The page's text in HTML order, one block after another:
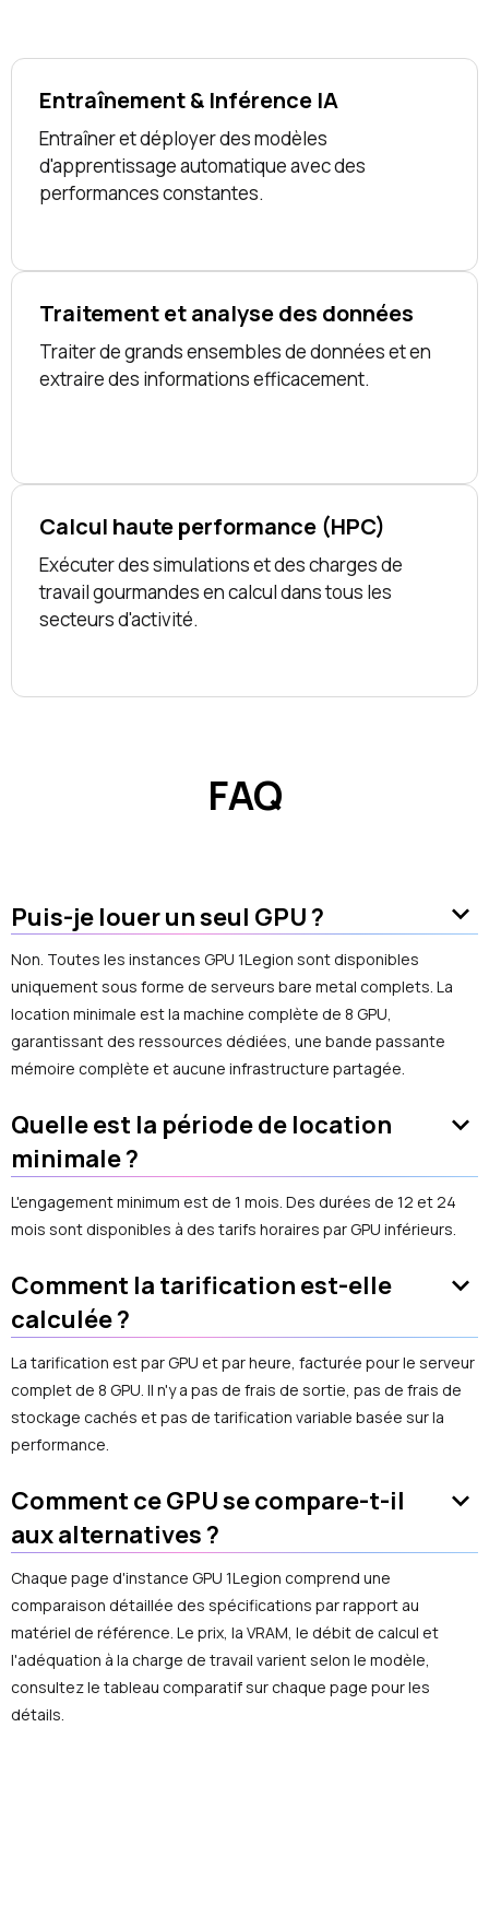
Entraînement & Inférence IA
Entraîner et déployer des modèles
d'apprentissage automatique avec des
performances constantes.
Traitement et analyse des données
Traiter de grands ensembles de données et en
extraire des informations efficacement.
Calcul haute performance (HPC)
Exécuter des simulations et des charges de
travail gourmandes en calcul dans tous les
secteurs d'activité.
FAQ
Puis-je louer un seul GPU ? keyboard_arrow_down
Non. Toutes les instances GPU 1Legion sont disponibles
uniquement sous forme de serveurs bare metal complets. La
location minimale est la machine complète de 8 GPU,
garantissant des ressources dédiées, une bande passante
mémoire complète et aucune infrastructure partagée.
Quelle est la période de location
minimale ?
keyboard_arrow_down
L'engagement minimum est de 1 mois. Des durées de 12 et 24
mois sont disponibles à des tarifs horaires par GPU inférieurs.
Comment la tarification est-elle
calculée ?
keyboard_arrow_down
La tarification est par GPU et par heure, facturée pour le serveur
complet de 8 GPU. Il n'y a pas de frais de sortie, pas de frais de
stockage cachés et pas de tarification variable basée sur la
performance.
Comment ce GPU se compare-t-il
aux alternatives ?
keyboard_arrow_down
Chaque page d'instance GPU 1Legion comprend une
comparaison détaillée des spécifications par rapport au
matériel de référence. Le prix, la VRAM, le débit de calcul et
l'adéquation à la charge de travail varient selon le modèle,
consultez le tableau comparatif sur chaque page pour les
détails.